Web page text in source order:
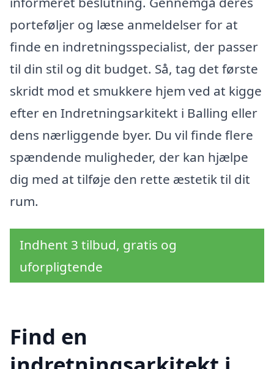
porteføljer og læse anmeldelser for at
finde en indretningsspecialist, der passer
til din stil og dit budget. Så, tag det første
skridt mod et smukkere hjem ved at kigge
efter en Indretningsarkitekt i Balling eller
dens nærliggende byer. Du vil finde flere
spændende muligheder, der kan hjælpe
dig med at tilføje den rette æstetik til dit
rum.
Indhent 3 tilbud, gratis og
uforpligtende
Find en